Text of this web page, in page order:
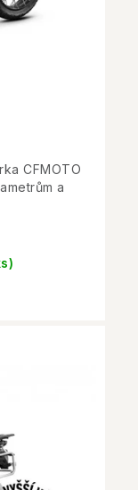
CFMOTO
a